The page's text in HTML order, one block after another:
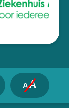
privacyverklaring
AA